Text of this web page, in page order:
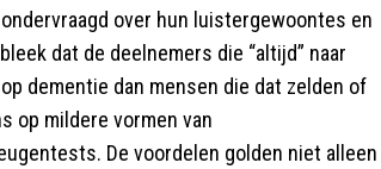
over hun luistergewoontes en
dat de deelnemers die “altijd” naar
dementie dan mensen die dat zelden of
op mildere vormen van
De voordelen golden niet alleen